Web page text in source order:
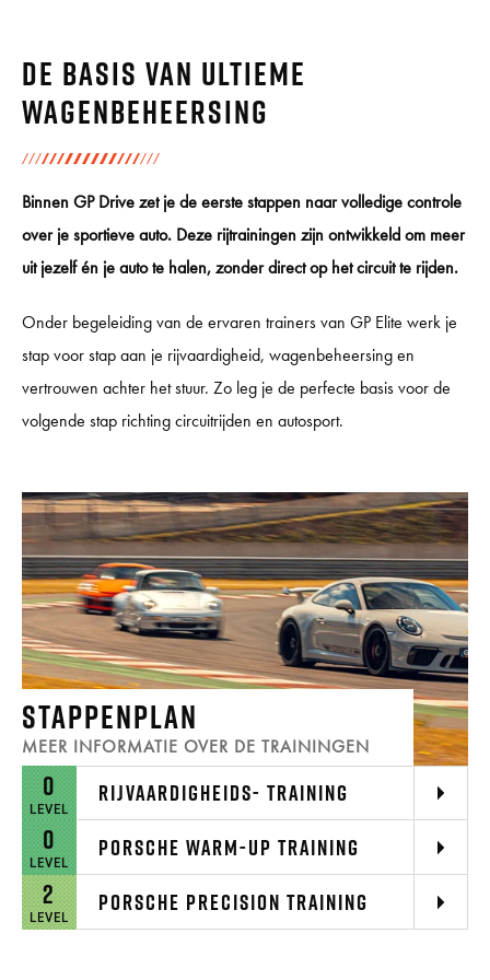
De basis van ultieme
wagenbeheersing
Binnen GP Drive zet je de eerste stappen naar volledige controle
over je sportieve auto. Deze rijtrainingen zijn ontwikkeld om meer
uit jezelf én je auto te halen, zonder direct op het circuit te rijden.
Onder begeleiding van de ervaren trainers van GP Elite werk je
stap voor stap aan je rijvaardigheid, wagenbeheersing en
vertrouwen achter het stuur. Zo leg je de perfecte basis voor de
volgende stap richting circuitrijden en autosport.
STAPPENPLAN
MEER INFORMATIE OVER DE TRAININGEN
0
LEVEL
RIJVAARDIGHEIDS- TRAINING
0
LEVEL
PORSCHE WARM-UP TRAINING
2
LEVEL
PORSCHE PRECISION TRAINING